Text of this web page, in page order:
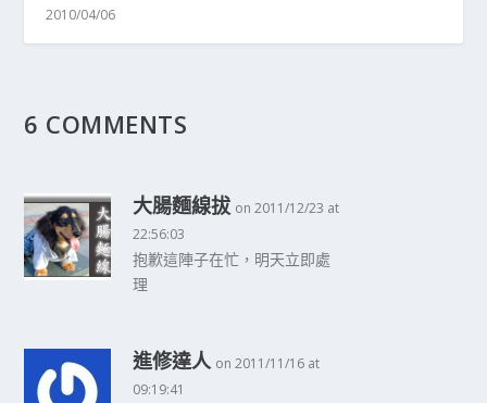
2010/04/06
6 COMMENTS
大腸麵線拔 on 2011/12/23 at
22:56:03
抱歉這陣子在忙，明天立即處
理
進修達人 on 2011/11/16 at
09:19:41